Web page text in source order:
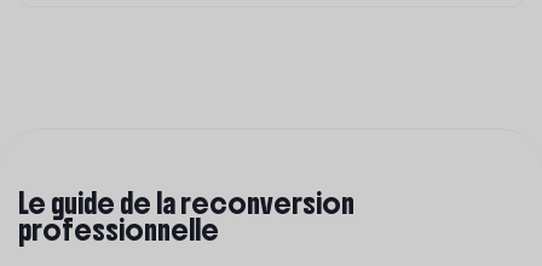
Le guide de la reconversion
professionnelle